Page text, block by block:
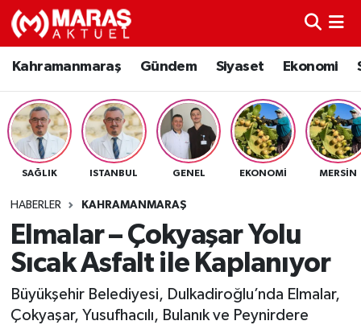
Kahramanmaraş Gündem Siyaset Ekonomi
SAĞLIK ISTANBUL GENEL EKONOMI MERSIN
HABERLER KAHRAMANMARAŞ
Elmalar – Çokyaşar Yolu
Sıcak Asfalt ile Kaplanıyor
Büyükşehir Belediyesi, Dulkadiroğlu’nda Elmalar,
Çokyaşar, Yusufhacılı, Bulanık ve Peynirdere
Kahramanmaraş
Gündem
Siyaset
Spor
Sağlık
Teknoloji
Nöbetçi Eczaneler
Hava Durumu
Namaz Vakitleri
TFF 3.Lig 4.Grup Puan Durumu ve Fikstür
Tüm Manşetler
Son Dakika Haberleri